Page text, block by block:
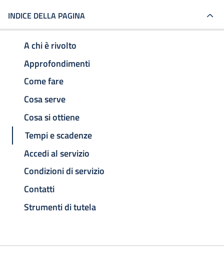
INDICE DELLA PAGINA
A chi è rivolto
Approfondimenti
Come fare
Cosa serve
Cosa si ottiene
Tempi e scadenze
Accedi al servizio
Condizioni di servizio
Contatti
Strumenti di tutela